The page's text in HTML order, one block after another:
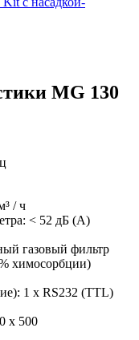
MG 130
/ ч
< 52 дБ (А)
газовый фильтр
химосорбции)
1 x RS232 (TTL)
x 500